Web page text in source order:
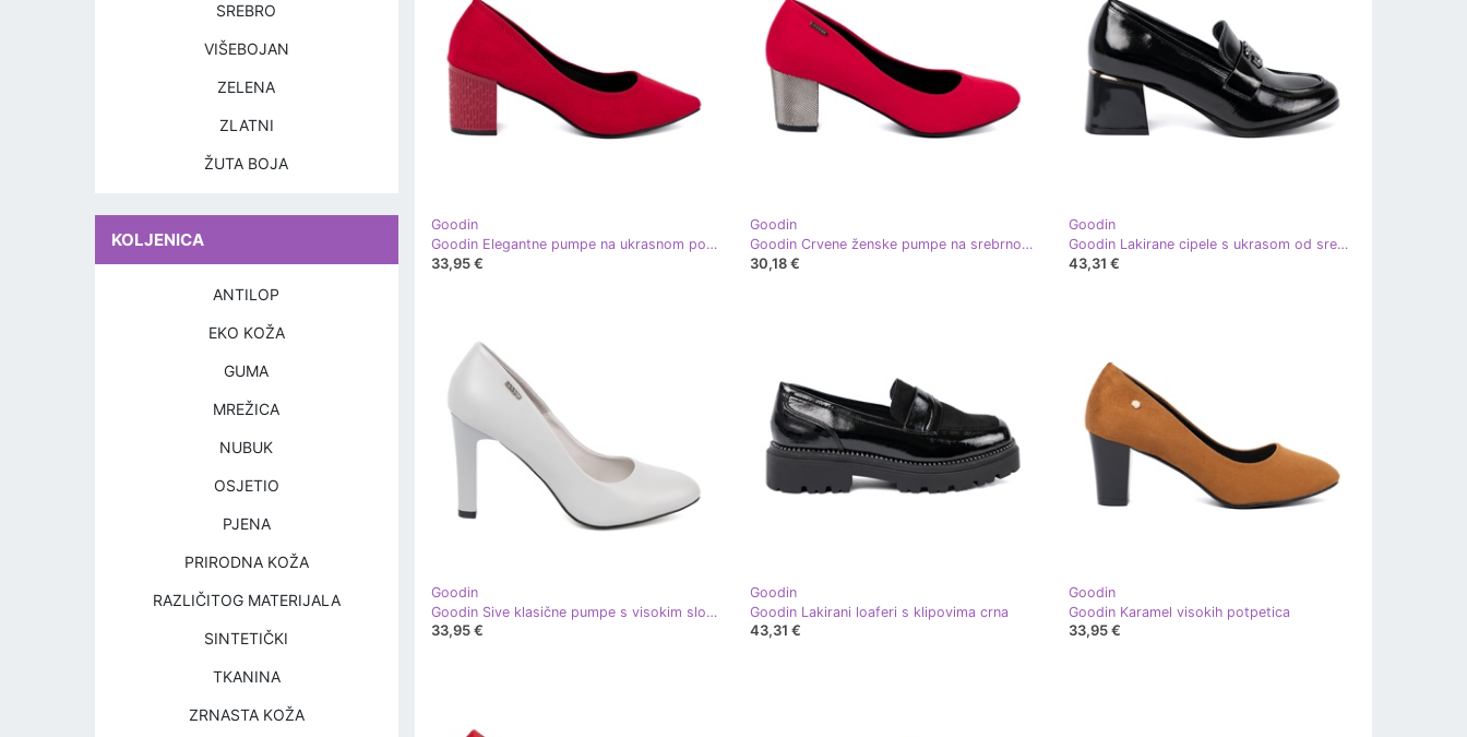
Goodin
Goodin Elegantne pumpe na ukrasnom postu crvena
33,95 €
Goodin
Goodin Crvene ženske pumpe na srebrnom postu crvena
30,18 €
Goodin
Goodin Lakirane cipele s ukrasom od srebra crna
43,31 €
Goodin
Goodin Sive klasične pumpe s visokim slovima siva
33,95 €
Goodin
Goodin Lakirani loaferi s klipovima crna
43,31 €
Goodin
Goodin Karamel visokih potpetica
33,95 €
SREBRO
VIŠEBOJAN
ZELENA
ZLATNI
ŽUTA BOJA
KOLJENICA
ANTILOP
EKO KOŽA
GUMA
MREŽICA
NUBUK
OSJETIO
PJENA
PRIRODNA KOŽA
RAZLIČITOG MATERIJALA
SINTETIČKI
TKANINA
ZRNASTA KOŽA